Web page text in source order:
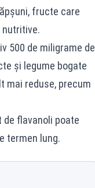
fructe care
500 de miligrame de
și legume bogate
mai reduse, precum
flavanoli poate
termen lung.